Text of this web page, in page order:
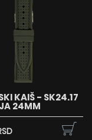
KAIŠ - SK24.17
24MM